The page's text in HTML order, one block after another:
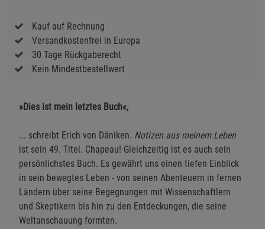
Kauf auf Rechnung
Versandkostenfrei in Europa
30 Tage Rückgaberecht
Kein Mindestbestellwert
»Dies ist mein letztes Buch«,
... schreibt Erich von Däniken. Notizen aus meinem Leben
ist sein 49. Titel. Chapeau! Gleichzeitig ist es auch sein
persönlichstes Buch. Es gewährt uns einen tiefen Einblick
in sein bewegtes Leben - von seinen Abenteuern in fernen
Ländern über seine Begegnungen mit Wissenschaftlern
und Skeptikern bis hin zu den Entdeckungen, die seine
Weltanschauung formten.